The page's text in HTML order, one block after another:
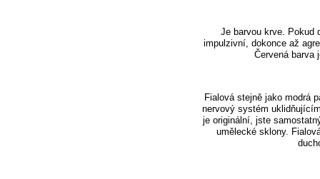
Je barvou krve. Pokud
impulzivní, dokonce až
Červená barva
Fialová stejně jako modrá
nervový systém
je originální, jste
umělecké sklony.